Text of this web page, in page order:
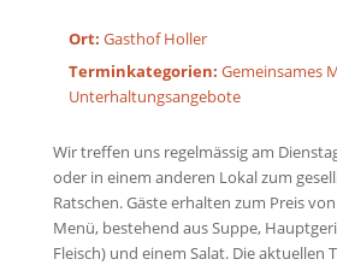
Ort: Gasthof Holler
Terminkategorien: Gemeinsames
Unterhaltungsangebote
Wir treffen uns regelmässig am
oder in einem anderen Lokal zum
Ratschen. Gäste erhalten zum Preis
Menü, bestehend aus Suppe,
Fleisch) und einem Salat. Die aktuellen